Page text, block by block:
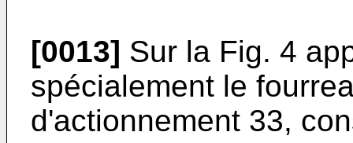
[0013] Sur la Fig. 4
spécialement le
d'actionnement 33,